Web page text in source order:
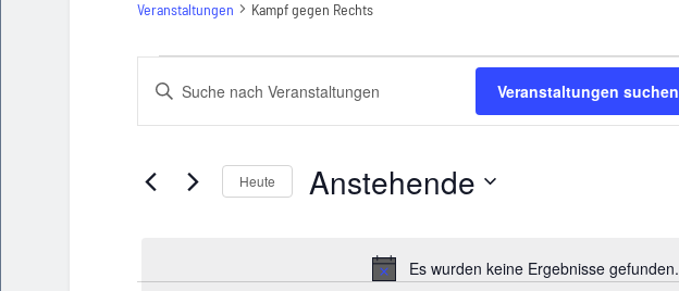
Veranstaltungen Kampf gegen Rechts
Veranstaltungen
Hinweis
Es wurden keine Ergebnisse gefunden.
Veranstaltungen
Ansichten,
Bitte
nach
Veranstaltungen suchen
Heute Anstehende